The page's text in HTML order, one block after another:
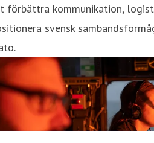
förbättra kommunikation,
svensk